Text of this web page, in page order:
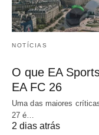
NOTÍCIAS
O que EA
EA FC 26
Uma das maiores
27 é…
2 dias atrás